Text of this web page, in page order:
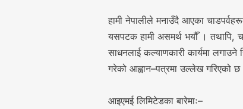
हामी नेपालीले मनाउँदै आएका
यसपटक हामी असमर्थ भयौँ । तथापि,
साधनलाई कल्याणकारी कार्यमा लगाउने
गरेको आह्वान–पत्रमा उल्लेख गरिएको
आइएमई लिमिटेडका बारेमाः–